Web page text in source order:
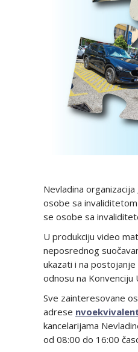
Nevladina organizacija
osobe sa
se osobe sa
U produkciju video
neposrednog
ukazati i na
odnosu na Konvenciju
Sve zainteresovane
adrese
kancelarijama
od 08:00 do 16:00